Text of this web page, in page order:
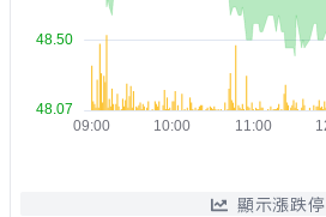
顯示漲跌停